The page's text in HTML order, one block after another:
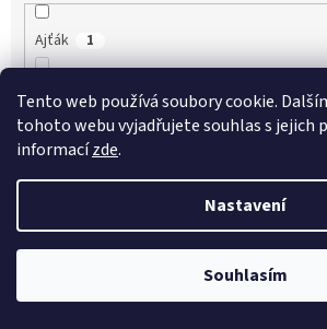
Tento web používá soubory cookie.
tohoto webu vyjadřujete souhlas s jejich
informacízde.
Nastavení
Souhlasím
Ajťák 1
Architekt
Automechanik
Cukrářka 0
Dřevorubec 0